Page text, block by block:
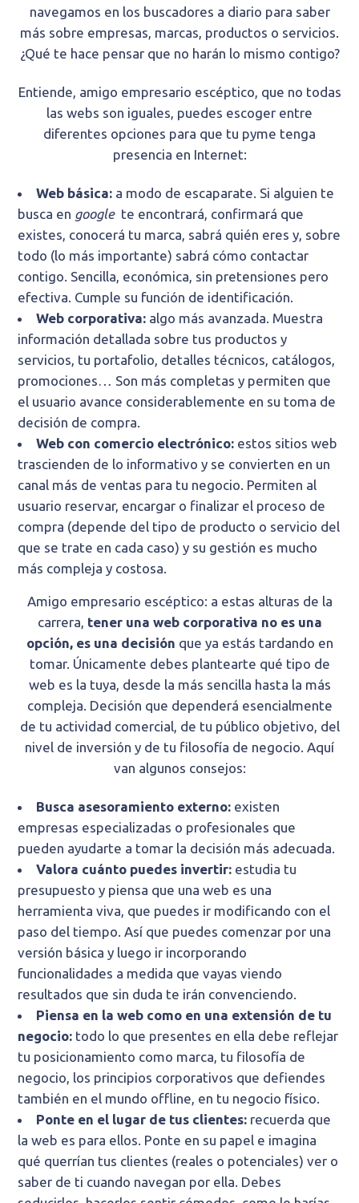
navegamos en los buscadores a diario para saber
más sobre empresas, marcas, productos o servicios.
¿Qué te hace pensar que no harán lo mismo contigo?
Entiende, amigo empresario escéptico, que no todas
las webs son iguales, puedes escoger entre
diferentes opciones para que tu pyme tenga
presencia en Internet:
Web básica: a modo de escaparate. Si alguien te
busca en googlete encontrará, confirmará que
existes, conocerá tu marca, sabrá quién eres y, sobre
todo (lo más importante) sabrá cómo contactar
contigo. Sencilla, económica, sin pretensiones pero
efectiva. Cumple su función de identificación.
Web corporativa: algo más avanzada. Muestra
información detallada sobre tus productos y
servicios, tu portafolio, detalles técnicos, catálogos,
promociones… Son más completas y permiten que
el usuario avance considerablemente en su toma de
decisión de compra.
Web con comercio electrónico: estos sitios web
trascienden de lo informativo y se convierten en un
canal más de ventas para tu negocio. Permiten al
usuario reservar, encargar o finalizar el proceso de
compra (depende del tipo de producto o servicio del
que se trate en cada caso) y su gestión es mucho
más compleja y costosa.
Amigo empresario escéptico: a estas alturas de la
carrera, tener una web corporativa no es una
opción, es una decisión que ya estás tardando en
tomar. Únicamente debes plantearte qué tipo de
web es la tuya, desde la más sencilla hasta la más
compleja. Decisión que dependerá esencialmente
de tu actividad comercial, de tu público objetivo, del
nivel de inversión y de tu filosofía de negocio. Aquí
van algunos consejos:
Busca asesoramiento externo: existen
empresas especializadas o profesionales que
pueden ayudarte a tomar la decisión más adecuada.
Valora cuánto puedes invertir: estudia tu
presupuesto y piensa que una web es una
herramienta viva, que puedes ir modificando con el
paso del tiempo. Así que puedes comenzar por una
versión básica y luego ir incorporando
funcionalidades a medida que vayas viendo
resultados que sin duda te irán convenciendo.
Piensa en la web como en una extensión de tu
negocio: todo lo que presentes en ella debe reflejar
tu posicionamiento como marca, tu filosofía de
negocio, los principios corporativos que defiendes
también en el mundo offline, en tu negocio físico.
Ponte en el lugar de tus clientes: recuerda que
la web es para ellos. Ponte en su papel e imagina
qué querrían tus clientes (reales o potenciales) ver o
saber de ti cuando navegan por ella. Debes